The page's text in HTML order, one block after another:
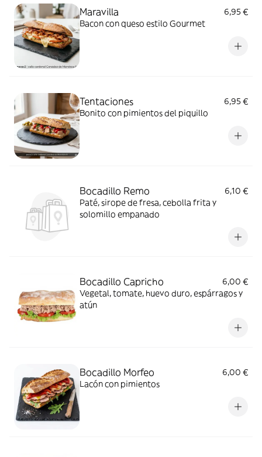
Maravilla
6,95 €
Bacon con queso estilo Gourmet
Tentaciones
6,95 €
Bonito con pimientos del piquillo
Bocadillo Remo
6,10 €
Paté, sirope de fresa, cebolla frita y
solomillo empanado
Bocadillo Capricho
6,00 €
Vegetal, tomate, huevo duro, espárragos y
atún
Bocadillo Morfeo
6,00 €
Lacón con pimientos